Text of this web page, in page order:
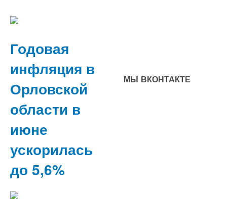
Годовая
инфляция в
Орловской
области в
июне
ускорилась
до 5,6%
МЫ ВКОНТАКТЕ